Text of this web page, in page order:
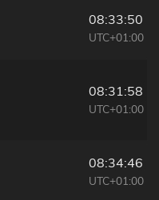
08:33:50
UTC+01:00
08:31:58
UTC+01:00
08:34:46
UTC+01:00